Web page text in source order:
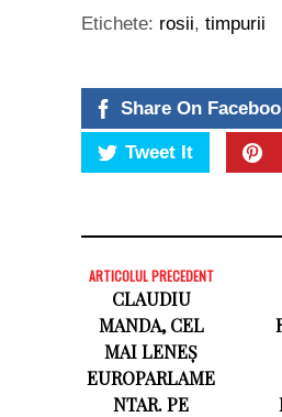
Etichete: rosii, timpurii
Share On
Tweet It
ARTICOLUL PRECEDENT
CLAUDIU
MANDA, CEL
MAI LENEȘ
EUROPARLAME
NTAR. PE